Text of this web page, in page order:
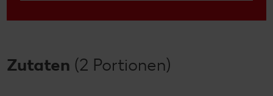
Zutaten (2 Portionen)